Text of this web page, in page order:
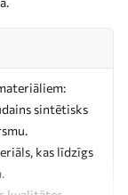
sintētisks
kas līdzīgs